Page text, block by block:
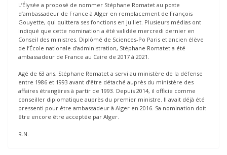
L’Élysée a proposé de nommer Stéphane Romatet au poste
d’ambassadeur de France à Alger en remplacement de François
Gouyette, qui quittera ses fonctions en juillet. Plusieurs médias ont
indiqué que cette nomination a été validée mercredi dernier en
Conseil des ministres. Diplômé de Sciences-Po Paris et ancien élève
de l’École nationale d’administration, Stéphane Romatet a été
ambassadeur de France au Caire de 2017 à 2021.
Agé de 63 ans, Stéphane Romatet a servi au ministère de la défense
entre 1986 et 1993 avant d’être détaché auprès du ministère des
affaires étrangères à partir de 1993. Depuis 2014, il officie comme
conseiller diplomatique auprès du premier ministre. Il avait déjà été
pressenti pour être ambassadeur à Alger en 2016. Sa nomination doit
être encore être acceptée par Alger.
R.N.